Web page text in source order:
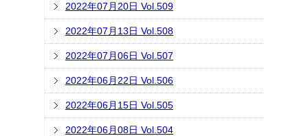
2022年07月20日 Vol.509
2022年07月13日 Vol.508
2022年07月06日 Vol.507
2022年06月22日 Vol.506
2022年06月15日 Vol.505
2022年06月08日 Vol.504